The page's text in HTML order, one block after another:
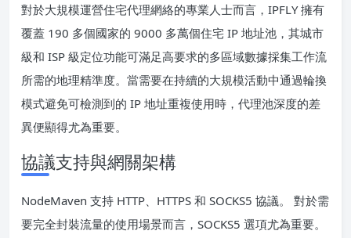
對於大規模運營住宅代理網絡的專業人士而言，IPFLY 擁有
覆蓋 190 多個國家的 9000 多萬個住宅 IP 地址池，其城市
級和 ISP 級定位功能可滿足高要求的多區域數據採集工作流
所需的地理精準度。當需要在持續的大規模活動中通過輪換
模式避免可檢測到的 IP 地址重複使用時，代理池深度的差
異便顯得尤為重要。
協議支持與網關架構
NodeMaven 支持 HTTP、HTTPS 和 SOCKS5 協議。 對於需
要完全封裝流量的使用場景而言，SOCKS5 選項尤為重要。